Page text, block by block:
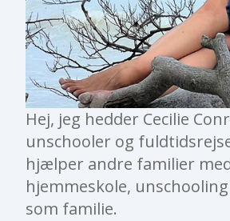
Hej, jeg hedder Cecilie
unschooler og
hjælper andre familier
hjemmeskole,
som familie.